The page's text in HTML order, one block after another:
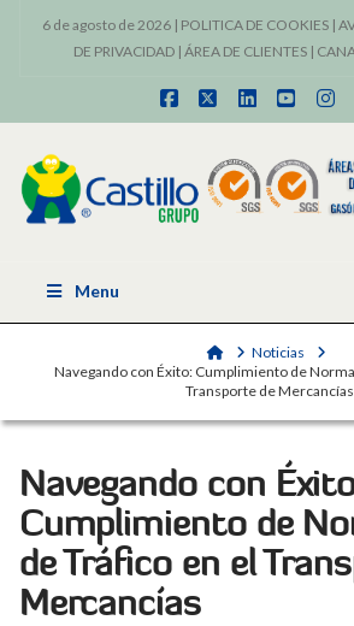
6 de agosto de 2026 | POLITICA DE COOKIES |
DE PRIVACIDAD| ÁREA DE CLIENTES|
Facebook
X LinkedIn
Menu
HomeNoticias
Navegando con Éxito: Cumplimiento de
Transporte de Mercancías
Navegando con
Cumplimiento de
de Tráfico en el
Mercancías